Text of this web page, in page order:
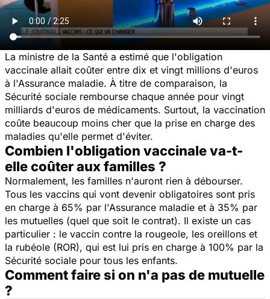
La ministre de la Santé a estimé que l'obligation
vaccinale allait coûter entre dix et vingt millions d'euros
à l'Assurance maladie. À titre de comparaison, la
Sécurité sociale rembourse chaque année pour vingt
milliards d'euros de médicaments. Surtout, la vaccination
coûte beaucoup moins cher que la prise en charge des
maladies qu'elle permet d'éviter.
Combien l'obligation vaccinale va-t-
elle coûter aux familles ?
Normalement, les familles n'auront rien à débourser.
Tous les vaccins qui vont devenir obligatoires sont pris
en charge à 65% par l'Assurance maladie et à 35% par
les mutuelles (quel que soit le contrat). Il existe un cas
particulier : le vaccin contre la rougeole, les oreillons et
la rubéole (ROR), qui est lui pris en charge à 100% par la
Sécurité sociale pour tous les enfants.
Comment faire si on n'a pas de mutuelle
?